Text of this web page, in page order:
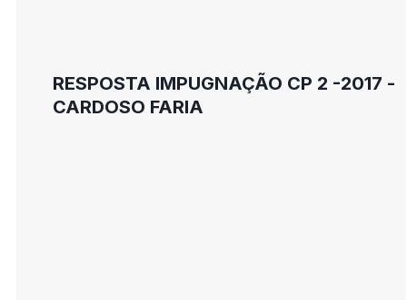
RESPOSTA IMPUGNAÇÃO CP 2 -2017 -
CARDOSO FARIA